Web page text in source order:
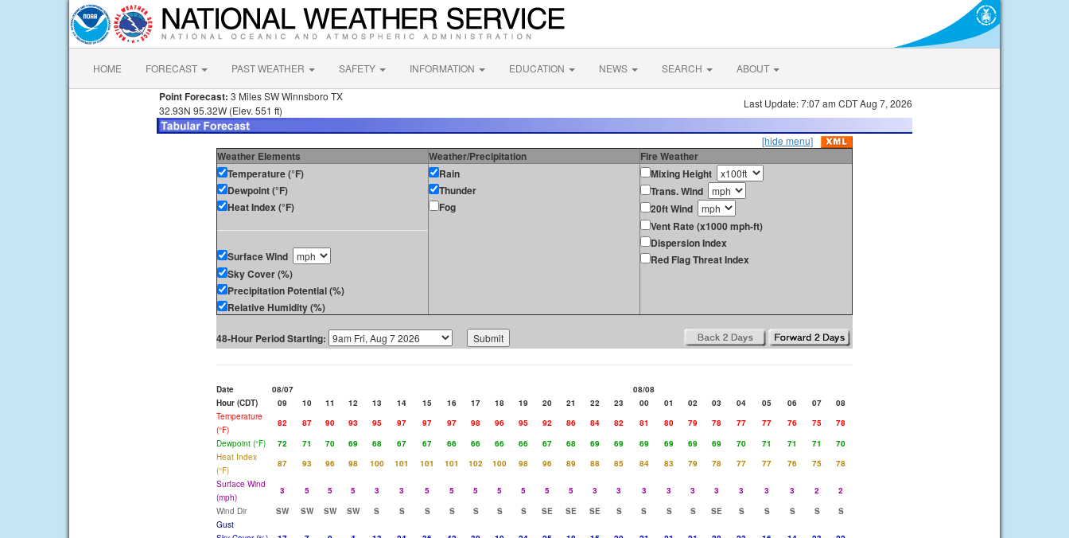
HOME FORECAST PAST WEATHER SAFETY INFORMATION EDUCATION NEWS SEARCH ABOUT
Point Forecast: 3 Miles SW Winnsboro TX
32.93N 95.32W (Elev. 551 ft)
Last Update: 7:07 am CDT Aug 7, 2026
[hide menu]
Weather Elements Weather/Precipitation
Fire Weather
Temperature (°F)
Dewpoint (°F)
Heat Index (°F)
Surface Wind
Sky Cover (%)
Precipitation Potential (%)
Relative Humidity (%)
Rain
Thunder
Fog
Mixing Height
Trans. Wind
20ft Wind
Vent Rate (x1000 mph-ft)
Dispersion Index
Red Flag Threat Index
48-Hour Period Starting:
Date 08/07
08/08
Hour (CDT)
09 10 11 12 13 14 15 16 17 18 19 20 21 22 23 00 01 02 03 04 05 06 07
08
Temperature
(°F)
82 87 90 93 95 97 97 97 98 96 95 92 86 84 82 81 80 79 78 77 77 76 75
78
Dewpoint (°F)
72 71 70 69 68 67 67 66 66 66 66 67 68 69 69 69 69 69 69 70 71 71 71
70
Heat Index
(°F)
87 93 96 98 100 101 101 101 102 100 98 96 89 88 85 84 83 79 78 77 77 76 75
78
Surface Wind
(mph)
3 5 5 5 3 3 5 5 5 5 5 5 5 3 3 3 3 3 3 3 3 3 2
2
Wind Dir
SW SW SW SW S S S S S S S SE SE SE S S S S SE S S S S
S
Gust